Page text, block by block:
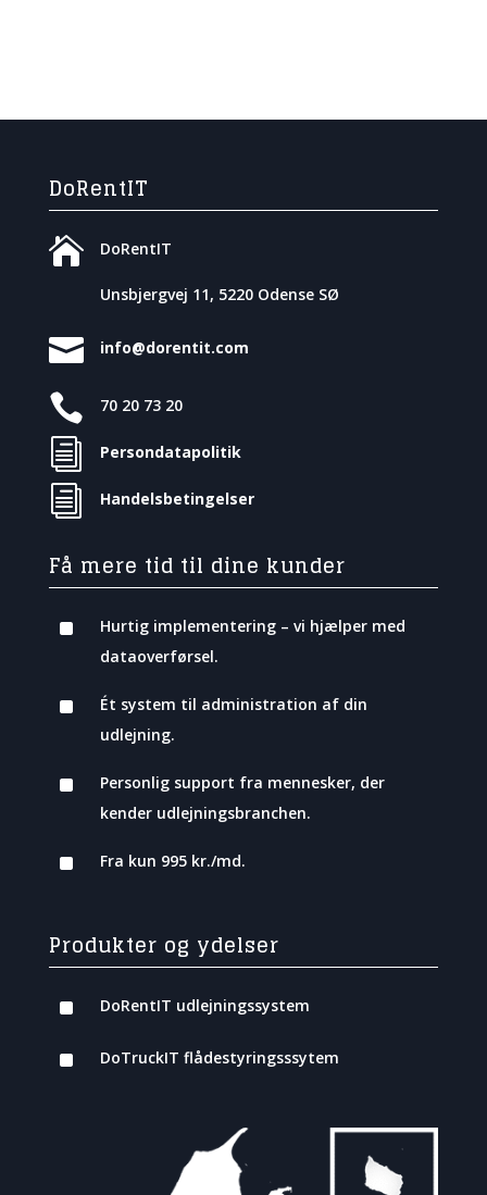
DoRentIT

DoRentIT
Unsbjergvej 11, 5220 Odense SØ
 info@dorentit.com
 70 20 73 20
i Persondatapolitik
i Handelsbetingelser
Få mere tid til dine kunder
^
Hurtig implementering – vi hjælper med
dataoverførsel.
^
Ét system til administration af din
udlejning.
^
Personlig support fra mennesker, der
kender udlejningsbranchen.
^ Fra kun 995 kr./md.
Produkter og ydelser
^
DoRentIT udlejningssystem
^ DoTruckIT flådestyringsssytem